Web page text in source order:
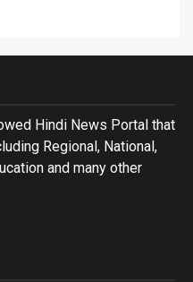
Hindi News Portal that
Regional, National,
and many other